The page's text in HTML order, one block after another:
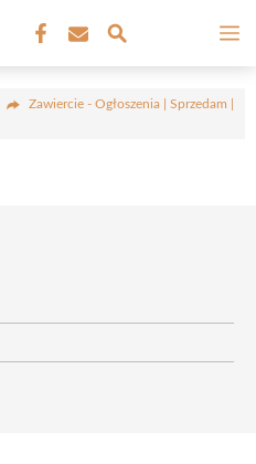
Zawiercie - Ogłoszenia | Sprzedam |